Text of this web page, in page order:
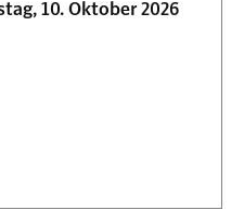
10. Oktober 2026